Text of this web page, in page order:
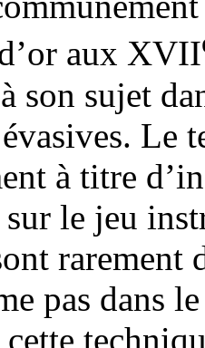
aux XVII
son sujet
Le
à titre
le jeu
rarement
pas dans